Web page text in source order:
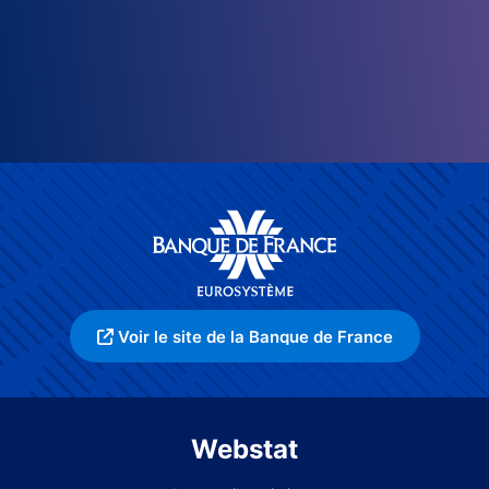
Voir le site de la Banque de France
Webstat